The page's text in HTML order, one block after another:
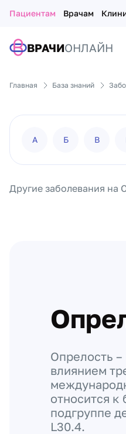
Пациентам Врачам
ВРАЧИОНЛАЙН
Главная База знаний
А Б В
Другие заболевания на
Опрелость
влиянием
относится
подгруппе
L30.4.